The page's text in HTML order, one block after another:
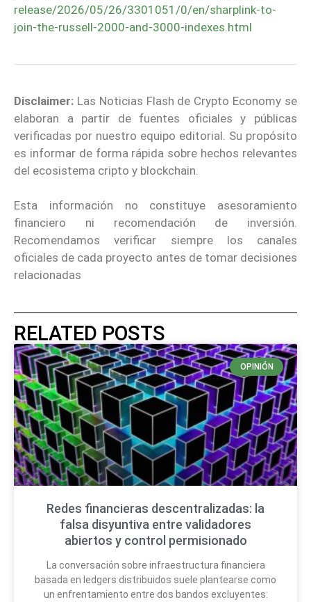
release/2026/05/26/3301051/0/en/sharplink-to-
join-the-russell-2000-and-3000-indexes.html
Disclaimer: Las Noticias Flash de Crypto Economy se
elaboran a partir de fuentes oficiales y públicas
verificadas por nuestro equipo editorial. Su propósito
es informar de forma rápida sobre hechos relevantes
del ecosistema cripto y blockchain.
Esta información no constituye asesoramiento
financiero ni recomendación de inversión.
Recomendamos verificar siempre los canales
oficiales de cada proyecto antes de tomar decisiones
relacionadas
RELATED POSTS
OPINIÓN
Redes financieras descentralizadas: la
falsa disyuntiva entre validadores
abiertos y control permisionado
La conversación sobre infraestructura financiera
basada en ledgers distribuidos suele plantearse como
un enfrentamiento entre dos bandos excluyentes: